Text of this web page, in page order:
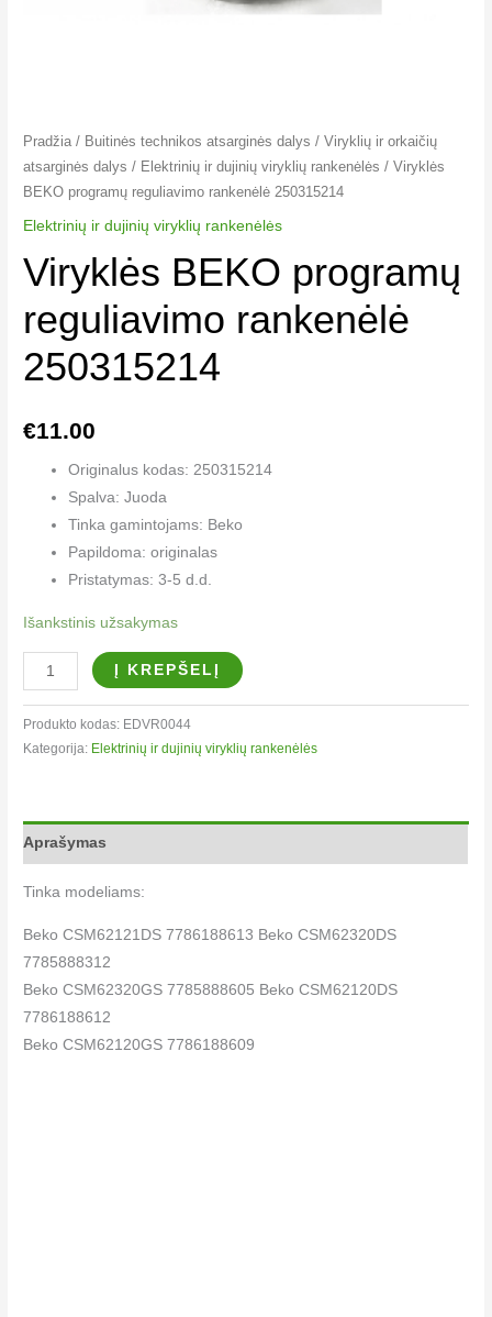
Pradžia / Buitinės technikos atsarginės dalys /Viryklių ir orkaičių
atsarginės dalys / Elektrinių ir dujinių viryklių rankenėlės​ / Viryklės
BEKO programų reguliavimo rankenėlė 250315214
Elektrinių ir dujinių viryklių rankenėlės​
Viryklės BEKO programų
reguliavimo rankenėlė
250315214
€11.00
Originalus kodas: 250315214
Spalva: Juoda
Tinka gamintojams: Beko
Papildoma: originalas
Pristatymas: 3-5 d.d.
Išankstinis užsakymas
Į KREPŠELĮ
Produkto kodas: EDVR0044
Kategorija: Elektrinių ir dujinių viryklių rankenėlės​
Aprašymas
Tinka modeliams:
Beko CSM62121DS 7786188613 Beko CSM62320DS
7785888312
Beko CSM62320GS 7785888605 Beko CSM62120DS
7786188612
Beko CSM62120GS 7786188609